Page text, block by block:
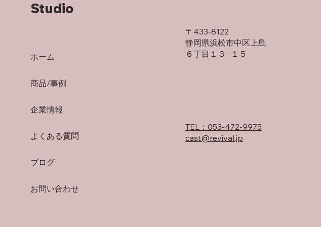
ホーム
商品/事例
企業情報
よくある質問
ブログ
お問い合わせ
Studio
TEL：053-472-9975
cast@revival.jp
〒433-8122
静岡県浜松市中区上島
６丁目１３−１５